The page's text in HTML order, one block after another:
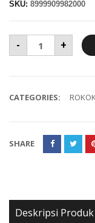
SKU: 8999909982000
- +
CATEGORIES:
SHARE
Deskripsi Produk